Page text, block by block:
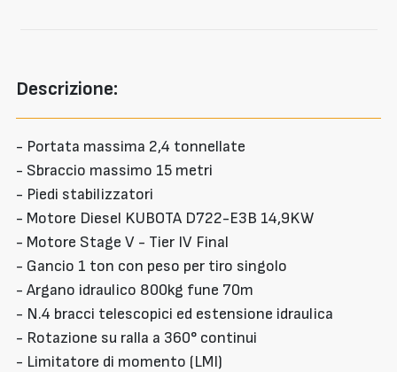
Descrizione:
- Portata massima 2,4 tonnellate
- Sbraccio massimo 15 metri
- Piedi stabilizzatori
- Motore Diesel KUBOTA D722-E3B 14,9KW
- Motore Stage V - Tier IV Final
- Gancio 1 ton con peso per tiro singolo
- Argano idraulico 800kg fune 70m
- N.4 bracci telescopici ed estensione idraulica
- Rotazione su ralla a 360° continui
- Limitatore di momento (LMI)